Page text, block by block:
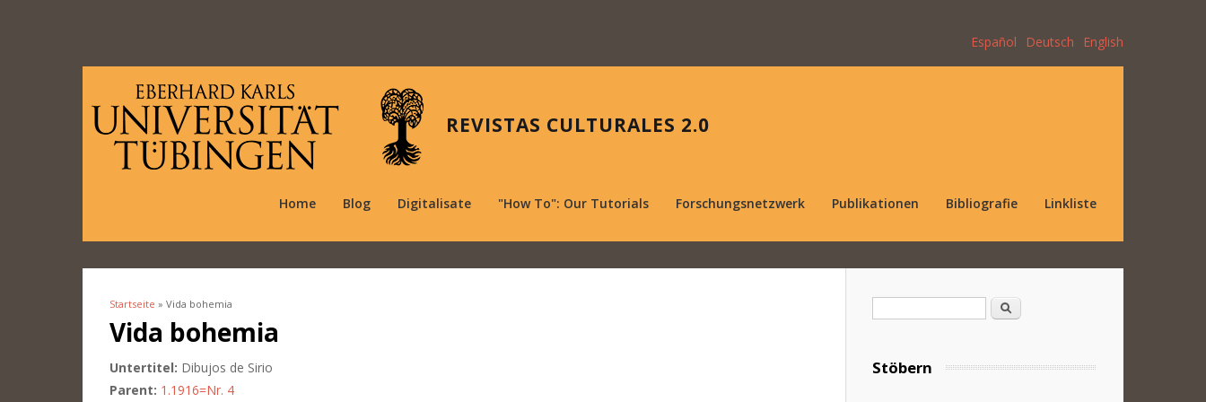
Español Deutsch English
REVISTAS CULTURALES 2.0
Home Blog Digitalisate "How To": Our Tutorials Forschungsnetzwerk Publikationen Bibliografie Linkliste
Sie sind hier
Startseite » Vida bohemia
Vida bohemia
Untertitel: Dibujos de Sirio
Parent: 1.1916=Nr. 4
Suche
Stöbern